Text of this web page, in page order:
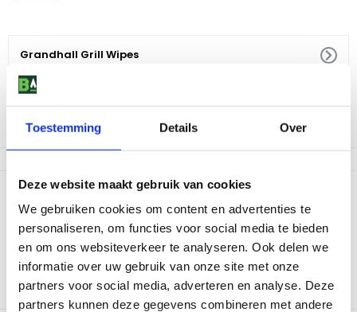
Toestemming Details Over
Deze website maakt gebruik van cookies
We gebruiken cookies om content en advertenties te
personaliseren, om functies voor social media te bieden
en om ons websiteverkeer te analyseren. Ook delen we
informatie over uw gebruik van onze site met onze
partners voor social media, adverteren en analyse. Deze
partners kunnen deze gegevens combineren met andere
Grandhall Grill Wipes
1,
Niet op voorraad
Productomschrijving
Deze grill wipes zijn speciaal ontworpen door Grandhall, een
merk dat bekend staat om zijn hoge kwaliteit barbecues. Maar
Grandhall gaat verder dan alleen het leveren van topkwaliteit
barbecues. Ook de schoonmaakproducten zijn van dezelfde
hoge kwaliteit. Met de Grandhall Grill Wipes wordt zelfs het
schoonmaken van je barbecue een fluitje van een cent.